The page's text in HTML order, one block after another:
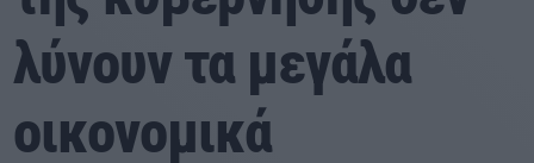
Ειδήσεις
Αθλητικά
λύνουν τα μεγάλα
οικονομικά